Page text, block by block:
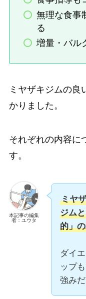
無理な食事
る
増量・バル
ミヤザキジムの良
かりました。
それぞれの内容に
す。
本記事の編集
者：ユウタ
ミヤ
ジム
的」
ダイ
ップ
強み